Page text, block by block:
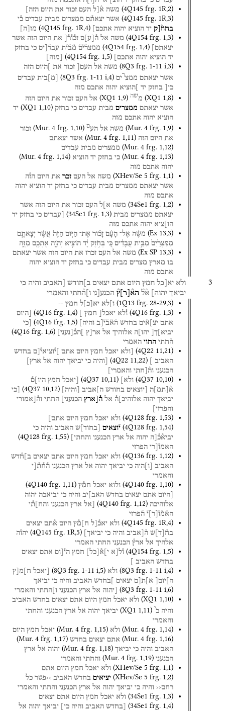
(4Q145 frg. 1R,2) משה א֯[ל העם זכור את היום הזה]
(4Q145 frg. 1R,3) אשר יצאת֯ם ממצרים מבית עבדים כ֯י
בחוז֯[ק יד הוציא יהוה אתכם] (4Q145 frg. 1R,4) מז ה
(4Q154 frg. 1,3) משה אל ה֯ ע ם זכ֯ו֯ר֯[ את היום הזה אשר
יצאתם]
(4Q154 frg. 1,4) ממצר֯י֯ם֯ מ֯ב֯י֯ת עבד֯[ים כי בחזק
יד הוציא יהוה אתכם] (4Q154 frg. 1,5) מזה
(8Q3 frg. 1-11 i,3) משה אל העם[ זכור את ]היום הזה
אשר יצאתם ממצרים (8Q3 frg. 1-11 i,4) מ בית עבדים
כי[
בחזק יד ]הוציא יהוה אתכם מזה
(XQ1 1,8) משה (XQ1 1,9) אל העם זכור את היום הזה
אשר יצאתם ממצרים מבית עבדים כי בחזק (XQ1 1,10)
יד
הוציא יהוה אתכם מזה
(Mur. 4 frg. 1,9) משה אל העם (Mur. 4 frg. 1,10)
זכור
את היום הזה (Mur. 4 frg. 1,11) אשר יצאתם
(Mur. 4 frg. 1,12) ממצרים מבית עבדים
(Mur. 4 frg. 1,13) כי בחזק יד הוציא (Mur. 4 frg. 1,14)
יהוה אתכם מזה
(XHev/Se 5 frg. 1,1) משה אל העם זכר את היום הז֯ה
אשר יצאתם ממצרים מבית עבדים כי בחזק יד הוציא יהוה
אתכם מזה
(34Se1 frg. 1,2) משה א]ל העם זכור את היום הזה אשר
יצאתם ממצרים מבית (34Se1 frg. 1,3) [עבדים כי בחזק יד
הו]ציא יהוה אתכם מזה
(Ex 13,3) מֹשֶׁ֜ה אֶל־ הָעָ֗ם זָכ֞וֹר אֶת־ הַיּ֤וֹם הַזֶּה֙ אֲשֶׁ֨ר יְצָאתֶ֤ם
מִמִּצְרַ֙יִם֙ מִבֵּ֣ית עֲבָדִ֔ים כִּ֚י בְּחֹ֣זֶק יָ֔ד הוֹצִ֧יא יְהֹוָ֛ה אֶתְכֶ֖ם מִזֶּ֑ה
(Ex SP 13,3) משה אל העם זכרו את היום הזה אשר יצאתם
בו מארץ מצרים מבית עבדים כי בחזק יד הוציא יהוה
אתכם מזה
3 ולא יא[כל חמץ היום אתם יצאים ב]חודש [האביב והיה כי
יביאך יהוה] א֯ל֯ הא֯ ר ץ֯ הכנע[ני ו]ה֯חתי והאמרי
(1Q13 frg. 28-29,3) ו]לא יא כ ל חמץ --
(4Q16 frg. 1,3) ו֯לא יאכל[ חמץ (4Q16 frg. 1,4)
[היום
אתם יצ]א֯ים בחדש ה֯א֯ב֯י֯[ב והיה] (4Q16 frg. 1,5)
[כי
יביא]ך[
יהו]ה אלוהיך אל אר[ץ ]הכ֯ נעני (4Q16 frg. 1,6)
ה֯חתי החוי האמרי
(4Q22 11,21) [ולא יאכל חמץ היום אתם ]י֯וציאי֯[ם בחדש
האביב
(4Q22 11,22) [והיה כי יביאך יהוה אל ארץ]
הכנעני וה֯[חתי והאמרי]
(4Q37 10,10) ולא] (4Q37 10,11) [יאכל חמץ היו]ם֯
א֯ תמ ה [יוצאים בחודש ה]אביב והיה (4Q37 10,12)
[כי
יביאך יהוה אלוהיכ]ה֯ אל ה֯[ארץ הכנעני] החתי וה֯[אמורי
והפרזי]
(4Q128 frg. 1,53) ולא יאכל חמץ היום אתם]
(4Q128 frg. 1,54) י֯וצאים בחוד ש האביב והיה כי
יביא֯כ֯[ה יהוה אל ארץ הכנעני והחתי] (4Q128 frg. 1,55)
האמו֯[רי הפרזי
(4Q136 frg. 1,12) ולא יאכל חמץ היום אתם יצאים ב]ח֯דש
האביב
ו היה כי יביאך יהוה אל ארץ הכנעני ה֯ח֯ת֯[י
והאמרי
(4Q140 frg. 1,10) ולוא יאכל חמ֯ץ (4Q140 frg. 1,11)
[היום אתם יצאים בחדש האב]יב והיה כי יביאכה יהוה
אלוהיכה
(4Q140 frg. 1,12) [אל ארץ הכנעני והח]ת֯י
הא֯מ֯ו֯ ר י֯ ה֯פרזי
(4Q145 frg. 1R,4) ולא יאכ֯[ל ח]מ֯ץ היום א֯תם יצאים
בח֯ ד ש ה֯[אביב והיה כי יביאך] (4Q145 frg. 1R,5)
יהו֯ה
אלהיך אל ארץ֯ הכנעני החתי האמרי
(4Q154 frg. 1,5) ו֯ל[א י]א֯ כל חמץ הי֯[ום אתם יצאים
בחדש האביב
(8Q3 frg. 1-11 i,4) ולא (8Q3 frg. 1-11 i,5) [יאכל ח]מ[ץ
ה]יום[
א]ת[ם יצאים ]בחדש האביב והיה כי יביאך
(8Q3 frg. 1-11 i,6) [יהוה אל ארץ הכנעני ו]החתי והאמרי
(XQ1 1,10) ולא יאכל חמץ היום אתם יצאים בחדש האביב
והיה כי (XQ1 1,11) יביאך יהוה אל ארץ הכנעני והחתי
והאמרי
(Mur. 4 frg. 1,14) ולא (Mur. 4 frg. 1,15) יאכל חמץ היום
(Mur. 4 frg. 1,16) אתם יצאים בחדש (Mur. 4 frg. 1,17)
האביב והיה כי יביאך (Mur. 4 frg. 1,18) יהוה אל ארץ
הכנעני
(Mur. 4 frg. 1,19) והחתי והאמרי
(XHev/Se 5 frg. 1,1) ולא יאכל חמץ היום אתם
(XHev/Se 5 frg. 1,2) יציאים בחדש האביב ››פטר כל
רחם‹‹ והיה כי יביאך יהוה אל ארץ הכנעני והחתי והאמרי
(34Se1 frg. 1,3) ולא יאכל חמץ היום אתם יצאים
(34Se1 frg. 1,4) [בחדש האביב והיה כי] יביאך יהוה אל